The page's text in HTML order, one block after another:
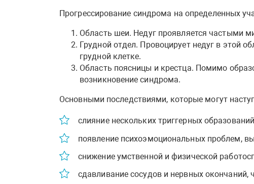
Прогрессирование синдрома на определенных
Область шеи. Недуг проявляется частыми
Грудной отдел. Провоцирует недуг в этой
грудной клетке.
Область поясницы и крестца. Помимо
возникновение синдрома.
Основными последствиями, которые могут
слияние нескольких триггерных
появление психоэмоциональных проблем,
снижение умственной и физической
сдавливание сосудов и нервных